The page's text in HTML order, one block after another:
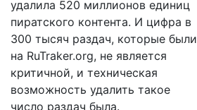
удалила 520 миллионов единиц
пиратского контента. И цифра в
300 тысяч раздач, которые были
на RuTraker.org, не является
критичной, и техническая
возможность удалить такое
число раздач была.